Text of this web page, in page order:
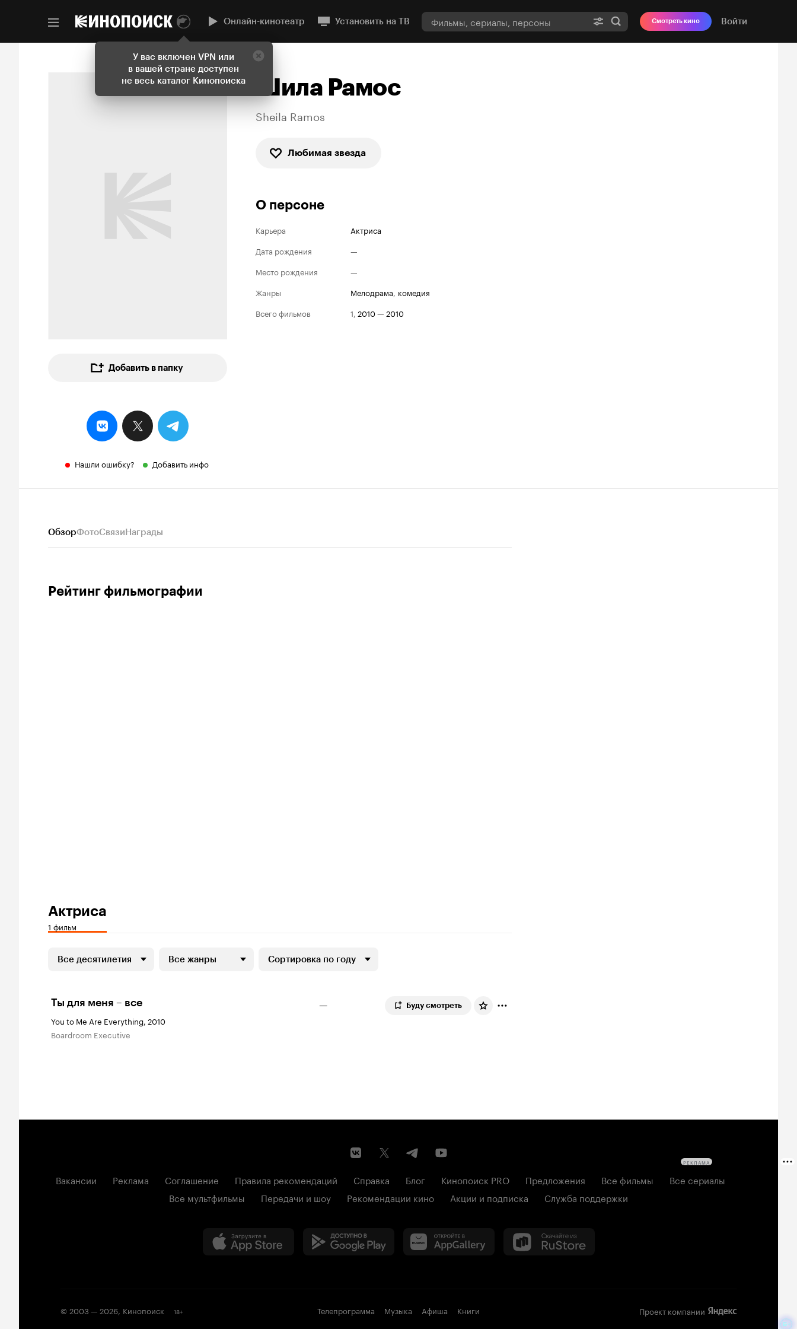
У вас включен VPN или
в вашей стране доступен
не весь каталог Кинопоиска
Онлайн-кинотеатр Установить на ТВ Смотреть кино Войти
Добавить в папку
Нашли ошибку? Добавить инфо
Шила Рамос
Sheila Ramos
Любимая звезда
О персоне
Карьера
Актриса
Дата рождения
—
Место рождения
—
Жанры
мелодрама, комедия
Всего фильмов
1, 2010— 2010
ОбзорФотоСвязиНаграды
Рейтинг фильмографии
Актриса
1 фильм
Все десятилетия Все жанры Сортировка по году
Ты для меня – все
You to Me Are Everything, 2010
Boardroom Executive
— Буду смотреть
Вакансии Реклама Соглашение Правила рекомендаций Справка Блог Кинопоиск PRO Предложения Все фильмы
Все сериалы
Все мультфильмы
Передачи и шоу Рекомендации кино Акции и подписка Служба поддержки
© 2003 —2026, Кинопоиск 18+ Телепрограмма Музыка Афиша Книги Проект компании
РЕКЛАМА